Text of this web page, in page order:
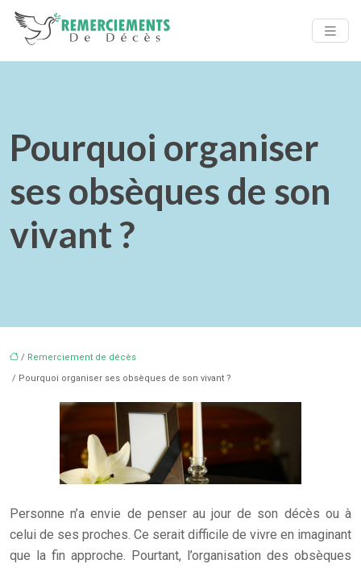
Pourquoi organiser
ses obsèques de son
vivant ?
/ Remerciement de décès
/ Pourquoi organiser ses obsèques de son vivant ?
Personne n’a envie de penser au jour de son décès ou à
celui de ses proches. Ce serait difficile de vivre en imaginant
que la fin approche. Pourtant, l’organisation des obsèques